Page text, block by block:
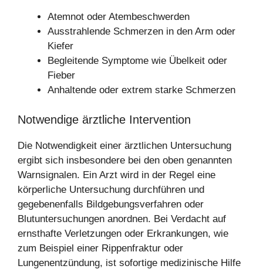
Atemnot oder Atembeschwerden
Ausstrahlende Schmerzen in den Arm oder
Kiefer
Begleitende Symptome wie Übelkeit oder
Fieber
Anhaltende oder extrem starke Schmerzen
Notwendige ärztliche Intervention
Die Notwendigkeit einer ärztlichen Untersuchung
ergibt sich insbesondere bei den oben genannten
Warnsignalen. Ein Arzt wird in der Regel eine
körperliche Untersuchung durchführen und
gegebenenfalls Bildgebungsverfahren oder
Blutuntersuchungen anordnen. Bei Verdacht auf
ernsthafte Verletzungen oder Erkrankungen, wie
zum Beispiel einer Rippenfraktur oder
Lungenentzündung, ist sofortige medizinische Hilfe